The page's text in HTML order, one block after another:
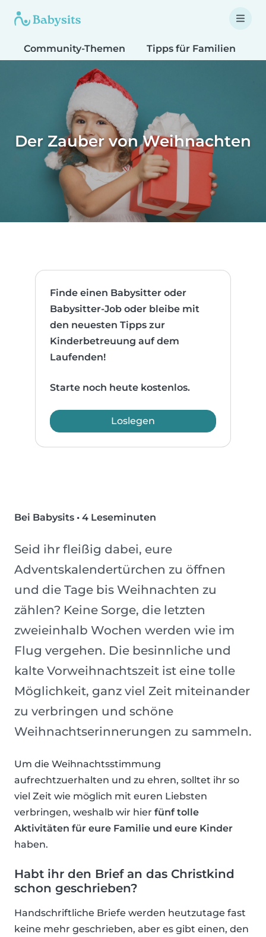
Community-Themen Tipps für Familien
Der Zauber von Weihnachten
Finde einen Babysitter oder
Babysitter-Job oder bleibe mit
den neuesten Tipps zur
Kinderbetreuung auf dem
Laufenden!
Starte noch heute kostenlos.
Loslegen
Bei Babysits • 4 Leseminuten
Seid ihr fleißig dabei, eure
Adventskalendertürchen zu öffnen
und die Tage bis Weihnachten zu
zählen? Keine Sorge, die letzten
zweieinhalb Wochen werden wie im
Flug vergehen. Die besinnliche und
kalte Vorweihnachtszeit ist eine tolle
Möglichkeit, ganz viel Zeit miteinander
zu verbringen und schöne
Weihnachtserinnerungen zu sammeln.
Um die Weihnachtsstimmung
aufrechtzuerhalten und zu ehren, solltet ihr so
viel Zeit wie möglich mit euren Liebsten
verbringen, weshalb wir hier fünf tolle
Aktivitäten für eure Familie und eure Kinder
haben.
Habt ihr den Brief an das Christkind
schon geschrieben?
Handschriftliche Briefe werden heutzutage fast
keine mehr geschrieben, aber es gibt einen, den